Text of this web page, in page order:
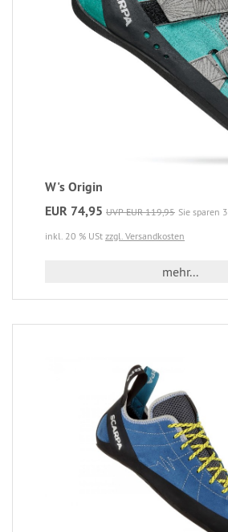
W's Origin
EUR 74,95 UVP EUR 119,95 Sie sparen
inkl. 20 % USt zzgl. Versandkosten
mehr...